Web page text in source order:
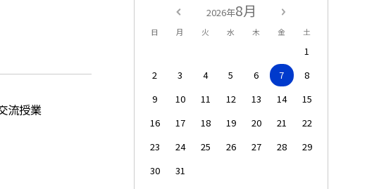
流授業
2026年8月
日 月 火 水 木 金 土
1
2
3 4 5 6 7
8
9
10 11 12 13 14
15
16
17 18 19 20 21
22
23
24 25 26 27 28
29
30
31